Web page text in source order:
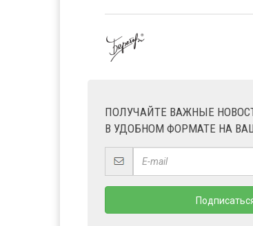
ПОЛУЧАЙТЕ ВАЖНЫЕ
В УДОБНОМ ФОРМАТЕ НА